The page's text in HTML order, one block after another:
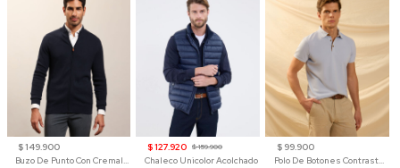
$ 149.900
Buzo De Punto Con Cremallera Para Hombre
$ 127.920 $ 159.900
Chaleco Unicolor Acolchado
$ 99.900
Polo De Botones Contraste Para Hombre